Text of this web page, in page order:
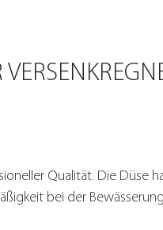
Qualität. Die Düse
bei der